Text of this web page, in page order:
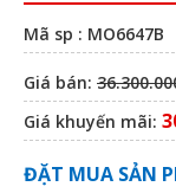
Mã sp : MO6647B
Giá bán:
Giá khuyến mãi:
ĐẶT MUA SẢN